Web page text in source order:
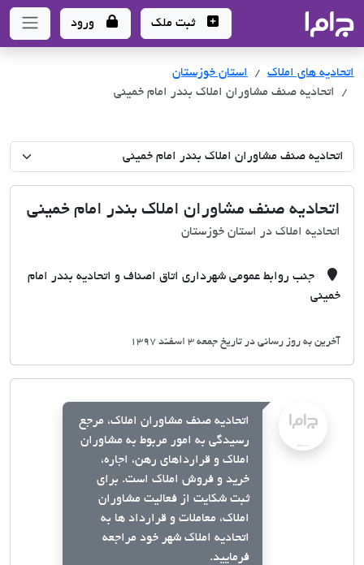
- سامانه جامع املاک و مشاورین املاک
ثبت ملک ورود
اتحادیه های املاک اتحادیه های املاک
استان خوزستان
اتحادیه صنف مشاوران املاک بندر امام خمینی
اتحادیه صنف مشاوران املاک بندر امام خمینی
اتحادیه املاک در استان خوزستان
جنب روابط عمومی شهرداری اتاق اصناف و اتحادیه بندر امام
خمینی
آخرین به روز رسانی در تاریخ جمعه 3 اسفند 1397
اتحادیه صنف مشاوران املاک، مرجع
رسیدگی به امور مربوط به مشاوران
املاک و قرارداهای رهن، اجاره،
خرید و فروش املاک است. برای
ثبت شکایت از فعالیت مشاوران
املاک، معاملات و قرارداد ها به
اتحادیه املاک شهر خود مراجعه
فرمایید.